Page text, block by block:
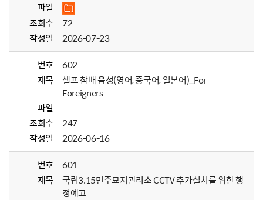
파일
조회수
72
작성일
2026-07-23
번호
602
제목
셀프 참배 음성(영어, 중국어, 일본어)_For
Foreigners
파일
조회수
247
작성일
2026-06-16
번호
601
제목
국립3.15민주묘지관리소 CCTV 추가설치를 위한 행
정예고